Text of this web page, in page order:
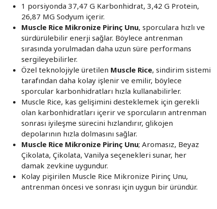
1 porsiyonda 37,47 G Karbonhidrat, 3,42 G Protein,
26,87 MG Sodyum içerir.
Muscle Rice Mikronize Pirinç Unu, sporculara hızlı ve
sürdürülebilir enerji sağlar. Böylece antrenman
sırasında yorulmadan daha uzun süre performans
sergileyebilirler.
Özel teknolojiyle üretilen Muscle Rice, sindirim sistemi
tarafından daha kolay işlenir ve emilir, böylece
sporcular karbonhidratları hızla kullanabilirler.
Muscle Rice, kas gelişimini desteklemek için gerekli
olan karbonhidratları içerir ve sporcuların antrenman
sonrası iyileşme sürecini hızlandırır, glikojen
depolarının hızla dolmasını sağlar.
Muscle Rice Mikronize Pirinç Unu; Aromasız, Beyaz
Çikolata, Çikolata, Vanilya seçenekleri sunar, her
damak zevkine uygundur.
Kolay pişirilen Muscle Rice Mikronize Pirinç Unu,
antrenman öncesi ve sonrası için uygun bir üründür.